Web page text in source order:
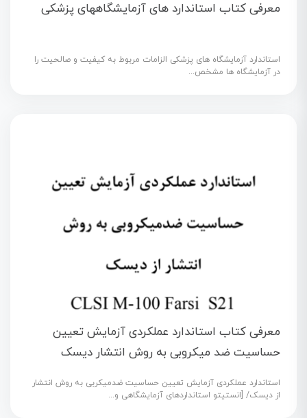
معرفی کتاب استاندارد های آزمایشگاههای پزشکی
استاندارد آزمايشگاه های پزشکی الزامات مربوط به کيفيت و صالحيت را
در آزمايشگاه ها مشخص...
معرفی کتاب استاندارد عملکردی آزمایش تعیین
حساسیت ضد میکروبی به روش انتشار دیسک
استاندارد عملکردی آزمایش تعیین حساسیت ضدمیکربی به روش انتشار
از دیسک/ [انستیتو استانداردهای آزمایشگاهی و...